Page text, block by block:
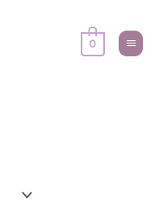
Menu
0